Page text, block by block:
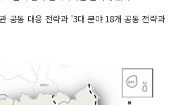
공동 대응 전략과 '3대 분야 18개 공동 전략과